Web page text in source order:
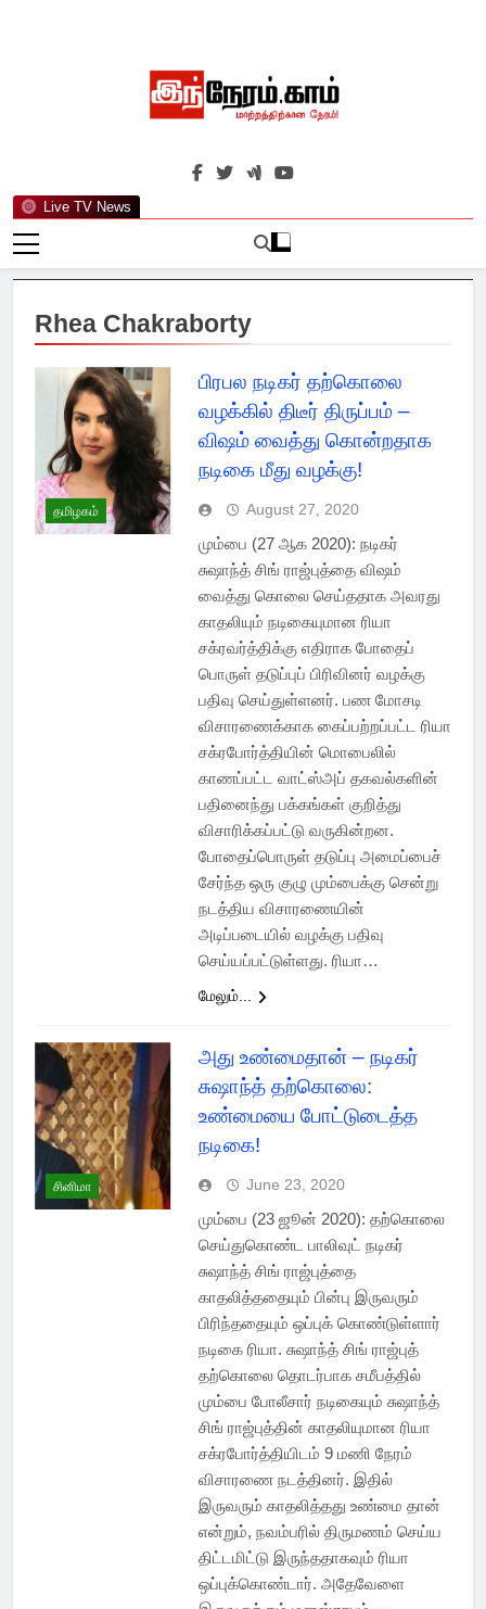
Live TV News
இந்நேரம்.காம்
செய்திகளுக்கு அப்பால்…
Rhea Chakraborty
தமிழகம்
பிரபல நடிகர் தற்கொலை
வழக்கில் திடீர் திருப்பம் –
விஷம் வைத்து கொன்றதாக
நடிகை மீது வழக்கு!
August 27, 2020
மும்பை (27 ஆக 2020): நடிகர்
சுஷாந்த் சிங் ராஜ்புத்தை விஷம்
வைத்து கொலை செய்ததாக அவரது
காதலியும் நடிகையுமான ரியா
சக்ரவர்த்திக்கு எதிராக போதைப்
பொருள் தடுப்புப் பிரிவினர் வழக்கு
பதிவு செய்துள்ளனர். பண மோசடி
விசாரணைக்காக கைப்பற்றப்பட்ட ரியா
சக்ரபோர்த்தியின் மொபைலில்
காணப்பட்ட வாட்ஸ்அப் தகவல்களின்
பதினைந்து பக்கங்கள் குறித்து
விசாரிக்கப்பட்டு வருகின்றன.
போதைப்பொருள் தடுப்பு அமைப்பைச்
சேர்ந்த ஒரு குழு மும்பைக்கு சென்று
நடத்திய விசாரணையின்
அடிப்படையில் வழக்கு பதிவு
செய்யப்பட்டுள்ளது. ரியா…
மேலும்...
சினிமா
அது உண்மைதான் – நடிகர்
சுஷாந்த் தற்கொலை:
உண்மையை போட்டுடைத்த
நடிகை!
June 23, 2020
மும்பை (23 ஜூன் 2020): தற்கொலை
செய்துகொண்ட பாலிவுட் நடிகர்
சுஷாந்த் சிங் ராஜ்புத்தை
காதலித்ததையும் பின்பு இருவரும்
பிரிந்ததையும் ஒப்புக் கொண்டுள்ளார்
நடிகை ரியா. சுஷாந்த் சிங் ராஜ்புத்
தற்கொலை தொடர்பாக சமீபத்தில்
மும்பை போலீசார் நடிகையும் சுஷாந்த்
சிங் ராஜ்புத்தின் காதலியுமான ரியா
சக்ரபோர்த்தியிடம் 9 மணி நேரம்
விசாரணை நடத்தினர். இதில்
இருவரும் காதலித்தது உண்மை தான்
என்றும், நவம்பரில் திருமணம் செய்ய
திட்டமிட்டு இருந்ததாகவும் ரியா
ஒப்புக்கொண்டார். அதேவேளை